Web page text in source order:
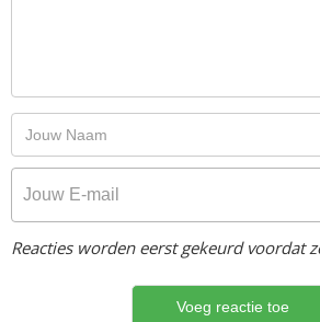
Reacties worden eerst gekeurd voordat